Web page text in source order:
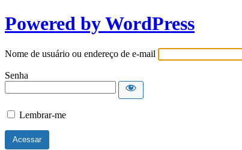
Powered by WordPress
Nome de usuário ou endereço de e-mail
Senha
Lembrar-me